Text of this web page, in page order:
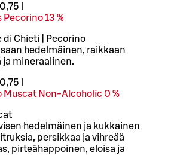
0,75 l
Pecorino 13 %
di Chieti | Pecorino
hedelmäinen, raikkaan
ja mineraalinen.
0,75 l
Muscat Non-Alcoholic 0 %
hedelmäinen ja kukkainen
persikkaa ja vihreää
pirteähappoinen, eloisa ja